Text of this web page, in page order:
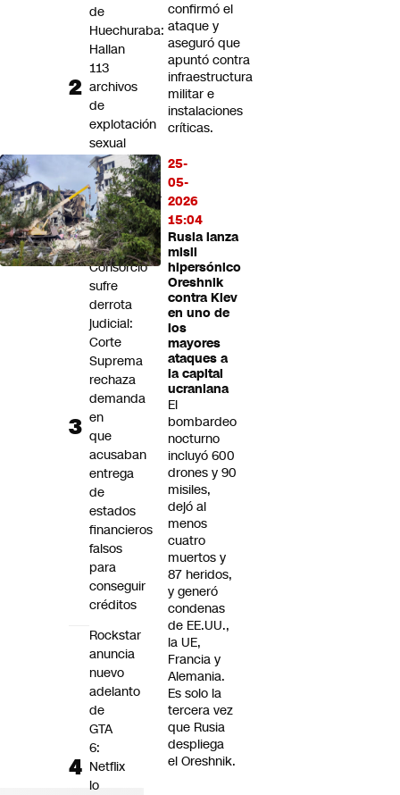
confirmó el
ataque y
aseguró que
apuntó contra
infraestructura
militar e
instalaciones
críticas.
25-
05-
2026
15:04
Rusia lanza
misil
hipersónico
Oreshnik
contra Kiev
en uno de
los
mayores
ataques a
la capital
ucraniana
El
bombardeo
nocturno
incluyó 600
drones y 90
misiles,
dejó al
menos
cuatro
muertos y
87 heridos,
y generó
condenas
de EE.UU.,
la UE,
Francia y
Alemania.
Es solo la
tercera vez
que Rusia
despliega
el Oreshnik.
de
Huechuraba:
Hallan
113
archivos
de
explotación
sexual
infantil
en
computador
municipal
Banco
Consorcio
sufre
derrota
judicial:
Corte
Suprema
rechaza
demanda
en
que
acusaban
entrega
de
estados
financieros
falsos
para
conseguir
créditos
Rockstar
anuncia
nuevo
adelanto
de
GTA
6:
Netflix
lo